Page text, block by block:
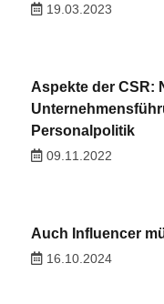
19.03.2023
Aspekte der CSR:
Personalpolitik
09.11.2022
Auch Influencer
16.10.2024